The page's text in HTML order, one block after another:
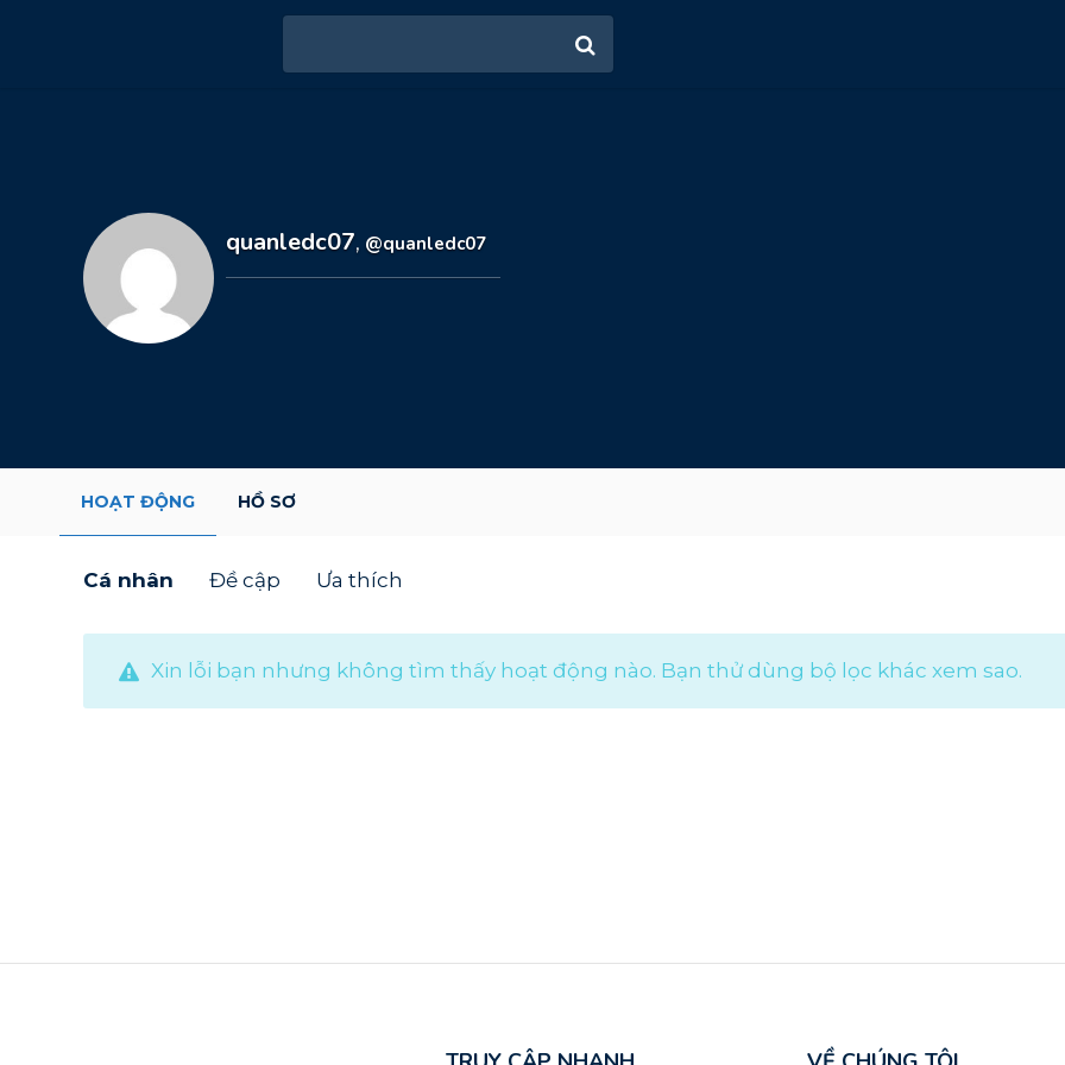
quanledc07, @quanledc07
HOẠT ĐỘNG HỒ SƠ
Cá nhân Đề cập Ưa thích
Xin lỗi bạn nhưng không tìm thấy hoạt động nào. Bạn thử dùng bộ lọc khác xem sao.